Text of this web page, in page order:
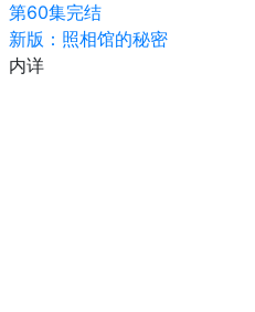
第60集完结
新版：照相馆的秘密
内详